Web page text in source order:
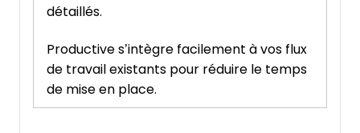
détaillés.
Productive s’intègre facilement à vos flux
de travail existants pour réduire le temps
de mise en place.